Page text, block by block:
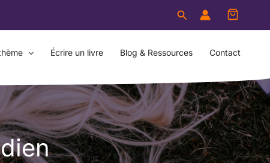
Rechercher
Écrire un livre Blog & Ressources Contact